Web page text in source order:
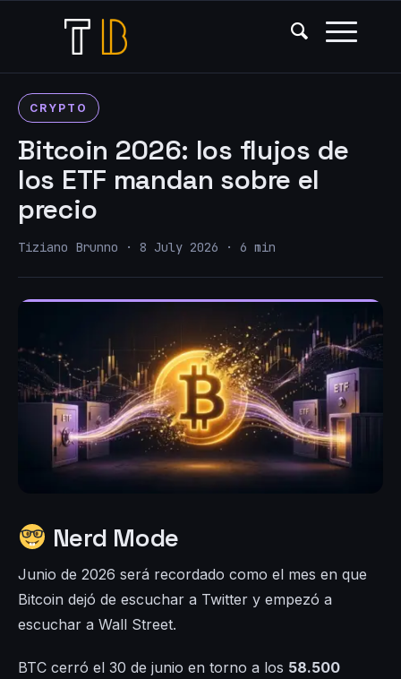
CRYPTO
Bitcoin 2026: los flujos de
los ETF mandan sobre el
precio
Tiziano Brunno · 8 July 2026 · 6 min
Nerd Mode
Junio de 2026 será recordado como el mes en que
Bitcoin dejó de escuchar a Twitter y empezó a
escuchar a Wall Street.
BTC cerró el 30 de junio en torno a los 58.500